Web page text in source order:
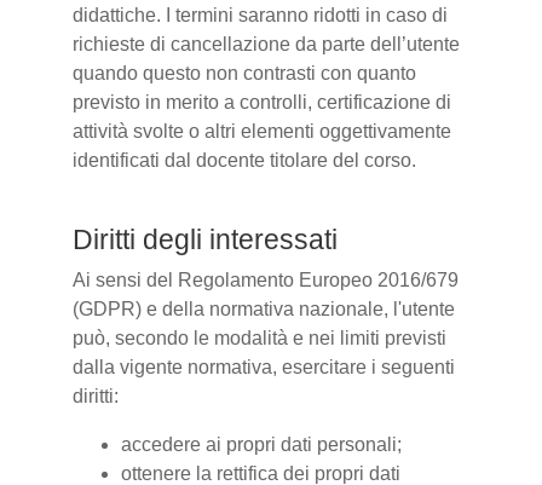
didattiche. I termini saranno ridotti in caso di
richieste di cancellazione da parte dell’utente
quando questo non contrasti con quanto
previsto in merito a controlli, certificazione di
attività svolte o altri elementi oggettivamente
identificati dal docente titolare del corso.
Diritti degli interessati
Ai sensi del Regolamento Europeo 2016/679
(GDPR) e della normativa nazionale, l'utente
può, secondo le modalità e nei limiti previsti
dalla vigente normativa, esercitare i seguenti
diritti:
accedere ai propri dati personali;
ottenere la rettifica dei propri dati